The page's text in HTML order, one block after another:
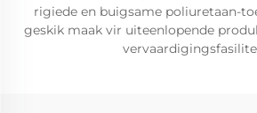
rigiede en buigsame poliuretaan-
geskik maak vir uiteenlopende